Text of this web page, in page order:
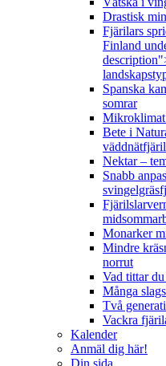
Drastisk
Fjärilars
Finland
Spanska
somrar
Mikroklimat
Bete i
Nektar –
Snabb
Monarker
Mindre
norrut
Vad tittar du
Många
Två
Vackra
Kalender
Anmäl dig här!
Din sida